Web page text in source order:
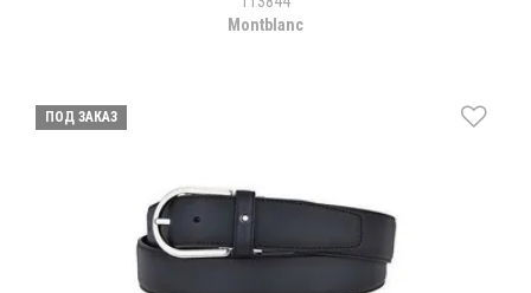
Montblanc
ПОД ЗАКАЗ